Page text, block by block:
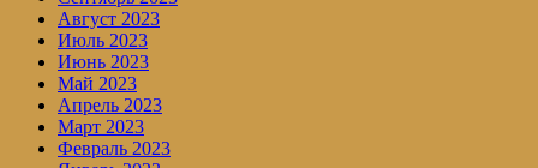
Август 2023
Июль 2023
Июнь 2023
Май 2023
Апрель 2023
Март 2023
Февраль 2023